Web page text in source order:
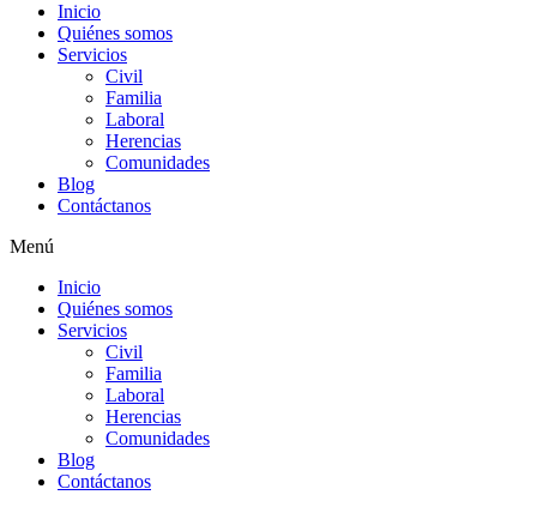
Inicio
Quiénes somos
Servicios
Civil
Familia
Laboral
Herencias
Comunidades
Blog
Contáctanos
Menú
Inicio
Quiénes somos
Servicios
Civil
Familia
Laboral
Herencias
Comunidades
Blog
Contáctanos